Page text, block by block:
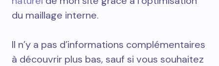
du maillage interne.
Il n’y a pas d’informations complémentaires
à découvrir plus bas, sauf si vous souhaitez